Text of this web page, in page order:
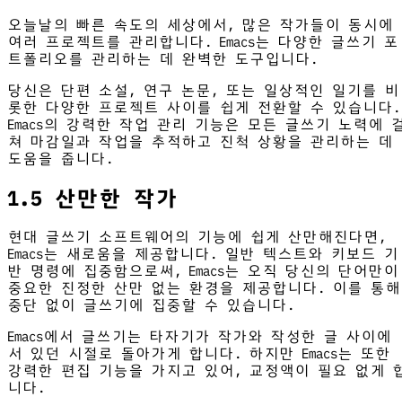
오늘날의 빠른 속도의 세상에서, 많은 작가들이 동시에
여러 프로젝트를 관리합니다. Emacs는 다양한 글쓰기 포
트폴리오를 관리하는 데 완벽한 도구입니다.
당신은 단편 소설, 연구 논문, 또는 일상적인 일기를 비
롯한 다양한 프로젝트 사이를 쉽게 전환할 수 있습니다.
Emacs의 강력한 작업 관리 기능은 모든 글쓰기 노력에
쳐 마감일과 작업을 추적하고 진척 상황을 관리하는 데
도움을 줍니다.
1.5 산만한 작가
현대 글쓰기 소프트웨어의 기능에 쉽게 산만해진다면,
Emacs는 새로움을 제공합니다. 일반 텍스트와 키보드 기
반 명령에 집중함으로써, Emacs는 오직 당신의 단어만이
중요한 진정한 산만 없는 환경을 제공합니다. 이를 통해
중단 없이 글쓰기에 집중할 수 있습니다.
Emacs에서 글쓰기는 타자기가 작가와 작성한 글 사이에
서 있던 시절로 돌아가게 합니다. 하지만 Emacs는 또한
강력한 편집 기능을 가지고 있어, 교정액이 필요 없게
니다.